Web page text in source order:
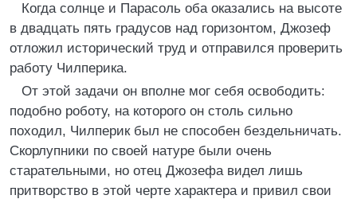
Когда солнце и Парасоль оба оказались на высоте
в двадцать пять градусов над горизонтом, Джозеф
отложил исторический труд и отправился проверить
работу Чилперика.
От этой задачи он вполне мог себя освободить:
подобно роботу, на которого он столь сильно
походил, Чилперик был не способен бездельничать.
Скорлупники по своей натуре были очень
старательными, но отец Джозефа видел лишь
притворство в этой черте характера и привил свои